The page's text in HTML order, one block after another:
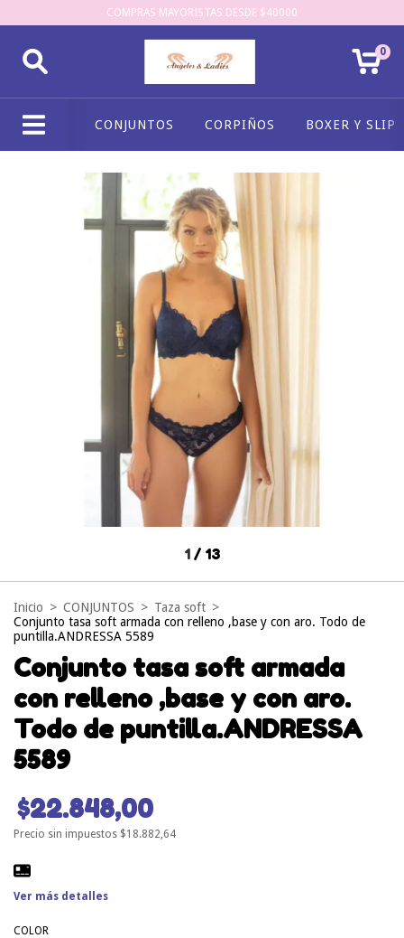
COMPRAS MAYORISTAS DESDE $40000
0
CONJUNTOS CORPIÑOS BOXER Y SLIP
1/ 13
Inicio > CONJUNTOS > Taza soft >
Conjunto tasa soft armada con relleno ,base y con aro. Todo de
puntilla.ANDRESSA 5589
Conjunto tasa soft armada
con relleno ,base y con aro.
Todo de puntilla.ANDRESSA
5589
$22.848,00
Precio sin impuestos $18.882,64
Ver más detalles
COLOR